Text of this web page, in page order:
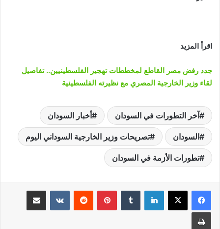
اقرأ المزيد
جدد رفض مصر القاطع لمخططات تهجير الفلسطينيين.. تفاصيل
لقاء وزير الخارجية المصري مع نظيرته الفلسطينية
آخر التطورات في السودان أخبار السودان
السودان تصريحات وزير الخارجية السوداني اليوم
تطورات الأزمة في السودان
لينكدإن بينتيريست